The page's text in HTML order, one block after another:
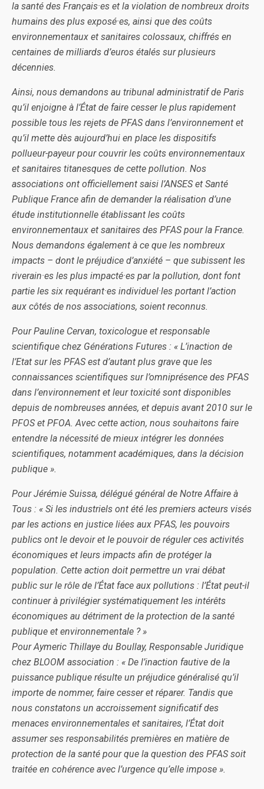
la santé des Français·es et la violation de nombreux droits
humains des plus exposé·es, ainsi que des coûts
environnementaux et sanitaires colossaux, chiffrés en
centaines de milliards d’euros étalés sur plusieurs
décennies.
Ainsi, nous demandons au tribunal administratif de Paris
qu’il enjoigne à l’État de faire cesser le plus rapidement
possible tous les rejets de PFAS dans l’environnement et
qu’il mette dès aujourd’hui en place les dispositifs
pollueur-payeur pour couvrir les coûts environnementaux
et sanitaires titanesques de cette pollution. Nos
associations ont officiellement saisi l’ANSES et Santé
Publique France afin de demander la réalisation d’une
étude institutionnelle établissant les coûts
environnementaux et sanitaires des PFAS pour la France.
Nous demandons également à ce que les nombreux
impacts – dont le préjudice d’anxiété – que subissent les
riverain·es les plus impacté·es par la pollution, dont font
partie les six requérant·es individuel·les portant l’action
aux côtés de nos associations, soient reconnus.
Pour Pauline Cervan, toxicologue et responsable
scientifique chez Générations Futures : « L’inaction de
l’Etat sur les PFAS est d’autant plus grave que les
connaissances scientifiques sur l’omniprésence des PFAS
dans l’environnement et leur toxicité sont disponibles
depuis de nombreuses années, et depuis avant 2010 sur le
PFOS et PFOA. Avec cette action, nous souhaitons faire
entendre la nécessité de mieux intégrer les données
scientifiques, notamment académiques, dans la décision
publique ».
Pour Jérémie Suissa, délégué général de Notre Affaire à
Tous : « Si les industriels ont été les premiers acteurs visés
par les actions en justice liées aux PFAS, les pouvoirs
publics ont le devoir et le pouvoir de réguler ces activités
économiques et leurs impacts afin de protéger la
population. Cette action doit permettre un vrai débat
public sur le rôle de l’État face aux pollutions : l’État peut-il
continuer à privilégier systématiquement les intérêts
économiques au détriment de la protection de la santé
publique et environnementale ? »
Pour Aymeric Thillaye du Boullay, Responsable Juridique
chez BLOOM association : « De l’inaction fautive de la
puissance publique résulte un préjudice généralisé qu’il
importe de nommer, faire cesser et réparer. Tandis que
nous constatons un accroissement significatif des
menaces environnementales et sanitaires, l’État doit
assumer ses responsabilités premières en matière de
protection de la santé pour que la question des PFAS soit
traitée en cohérence avec l’urgence qu’elle impose ».